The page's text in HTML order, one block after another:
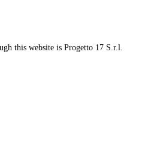
this website is Progetto 17 S.r.l.